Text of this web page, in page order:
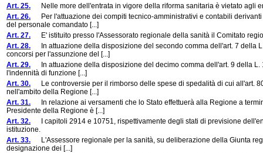
Art. 25. Nelle more dell'entrata in vigore della riforma sanitaria è vietato agli
Art. 26. Per l'attuazione dei compiti tecnico-amministrativi e contabili
del personale comandato [...]
Art. 27. E' istituito presso l'Assessorato regionale della sanità il Comitato
Art. 28. In attuazione della disposizione del secondo comma dell'art. 7 della
concorsi per l'assunzione del [...]
Art. 29. In attuazione della disposizione del decimo comma dell'art. 9 della L.
l'indennità di funzione [...]
Art. 30. Le controversie per il rimborso delle spese di spedalità di cui all'art.
nell'ambito della Regione [...]
Art. 31. In relazione ai versamenti che lo Stato effettuerà alla Regione a
Presidente della Regione è [...]
Art. 32. I capitoli 2914 e 10751, rispettivamente degli stati di previsione
istituzione.
Art. 33. L'Assessore regionale per la sanità, su deliberazione della Giunta
designazione dei [...]